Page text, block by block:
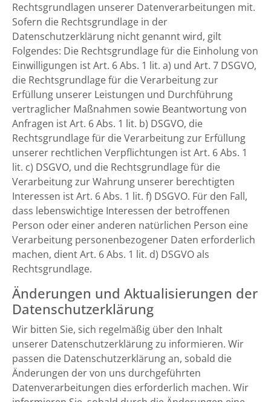
Rechtsgrundlagen unserer Datenverarbeitungen mit.
Sofern die Rechtsgrundlage in der
Datenschutzerklärung nicht genannt wird, gilt
Folgendes: Die Rechtsgrundlage für die Einholung von
Einwilligungen ist Art. 6 Abs. 1 lit. a) und Art. 7 DSGVO,
die Rechtsgrundlage für die Verarbeitung zur
Erfüllung unserer Leistungen und Durchführung
vertraglicher Maßnahmen sowie Beantwortung von
Anfragen ist Art. 6 Abs. 1 lit. b) DSGVO, die
Rechtsgrundlage für die Verarbeitung zur Erfüllung
unserer rechtlichen Verpflichtungen ist Art. 6 Abs. 1
lit. c) DSGVO, und die Rechtsgrundlage für die
Verarbeitung zur Wahrung unserer berechtigten
Interessen ist Art. 6 Abs. 1 lit. f) DSGVO. Für den Fall,
dass lebenswichtige Interessen der betroffenen
Person oder einer anderen natürlichen Person eine
Verarbeitung personenbezogener Daten erforderlich
machen, dient Art. 6 Abs. 1 lit. d) DSGVO als
Rechtsgrundlage.
Änderungen und Aktualisierungen der
Datenschutzerklärung
Wir bitten Sie, sich regelmäßig über den Inhalt
unserer Datenschutzerklärung zu informieren. Wir
passen die Datenschutzerklärung an, sobald die
Änderungen der von uns durchgeführten
Datenverarbeitungen dies erforderlich machen. Wir